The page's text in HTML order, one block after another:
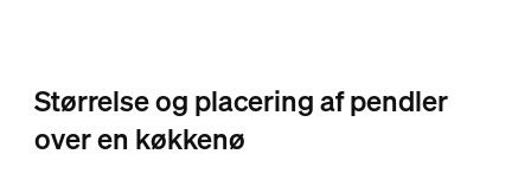
Størrelse og placering af pendler
over en køkkenø